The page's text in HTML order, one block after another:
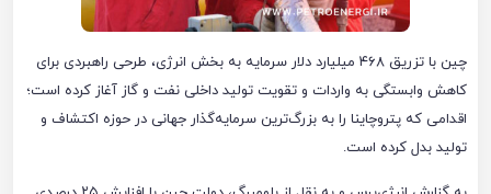
چین با تزریق ۴۶۸ میلیارد دلار سرمایه به بخش انرژی، طرحی راهبردی برای
کاهش وابستگی به واردات و تقویت تولید داخلی نفت و گاز آغاز کرده است؛
اقدامی که پتروچاینا را به بزرگ‌ترین سرمایه‌گذار جهانی در حوزه اکتشاف و
تولید بدل کرده است.